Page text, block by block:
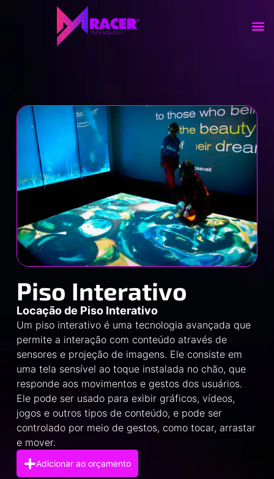
Piso Interativo
Locação de Piso Interativo
Um piso interativo é uma tecnologia avançada que
permite a interação com conteúdo através de
sensores e projeção de imagens. Ele consiste em
uma tela sensível ao toque instalada no chão, que
responde aos movimentos e gestos dos usuários.
Ele pode ser usado para exibir gráficos, vídeos,
jogos e outros tipos de conteúdo, e pode ser
controlado por meio de gestos, como tocar, arrastar
e mover.
Adicionar ao orçamento